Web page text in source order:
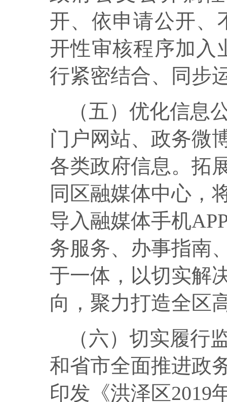
开、依申请公开、
开性审核程序加入
行紧密结合、同步
（五）优化信息
门户网站、政务微
各类政府信息。拓
同区融媒体中心，
导入融媒体手机
务服务、办事指南
于一体，以切实解
向，聚力打造全区
（六）切实履行
和省市全面推进政
印发《洪泽区2019